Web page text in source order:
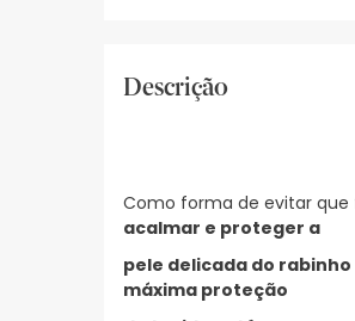
Descrição
Como forma de evitar que
acalmar e proteger a
pele delicada do rabinho
máxima proteção